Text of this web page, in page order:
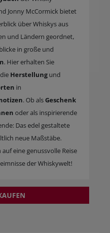
Jonny McCormick bietet
über Whiskys aus
und Ländern geordnet,
in große und
. Hier erhalten Sie
Herstellung und
in
. Ob alsGeschenk
oder als inspirierende
Das edel gestaltete
neue Maßstäbe.
eine genussvolle Reise
der Whiskywelt!